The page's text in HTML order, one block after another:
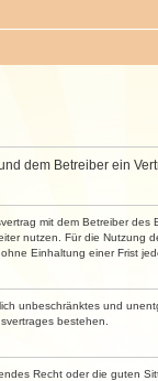
dem Betreiber ein
mit dem Betreiber
nutzen. Für die Nutzung
Einhaltung einer Frist
unbeschränktes und
bestehen.
Recht oder die guten